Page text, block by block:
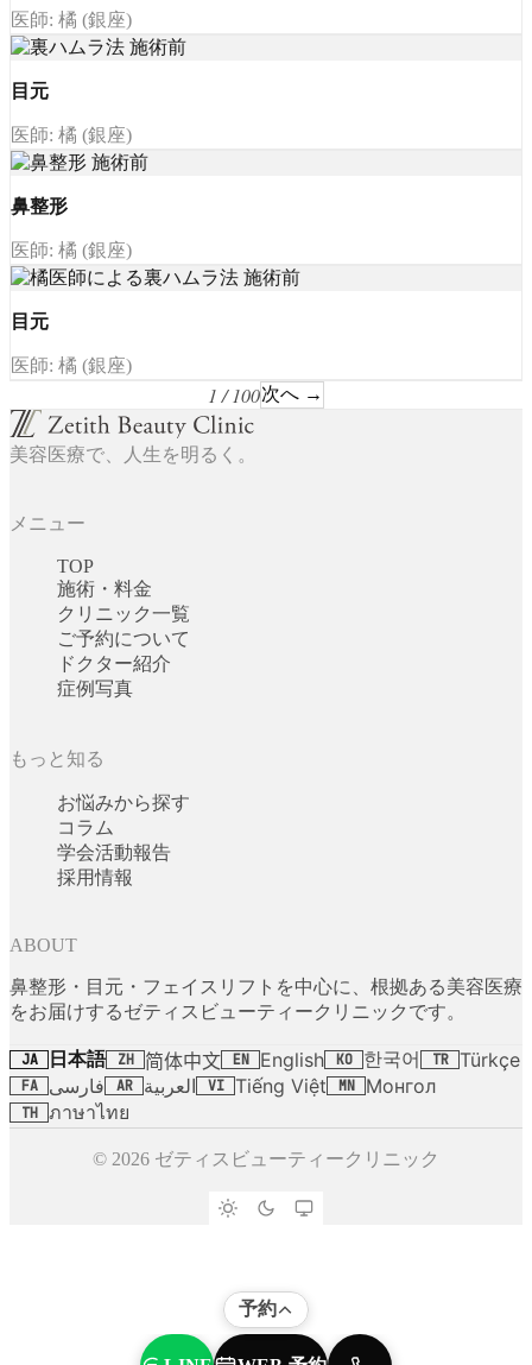
医師: 橘 (銀座)
目元
医師: 橘 (銀座)
鼻整形
医師: 橘 (銀座)
目元
医師: 橘 (銀座)
1 / 100次へ →
美容医療で、人生を明るく。
メニュー
TOP
施術・料金
クリニック一覧
ご予約について
ドクター紹介
症例写真
もっと知る
お悩みから探す
コラム
学会活動報告
採用情報
ABOUT
鼻整形・目元・フェイスリフトを中心に、根拠ある美容医療
をお届けするゼティスビューティークリニックです。
JA 日本語 ZH 简体中文 EN English KO 한국어 TR Türkçe
FA فارسی AR العربية VI Tiếng Việt MN Монгол
TH ภาษาไทย
© 2026 ゼティスビューティークリニック
予約